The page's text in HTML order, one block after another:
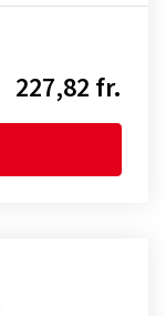
227,82 fr.